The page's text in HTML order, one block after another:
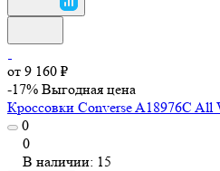
от 9 160 ₽
-17% Выгодная цена
Кроссовки Converse A18976C All
0
0
В наличии: 15